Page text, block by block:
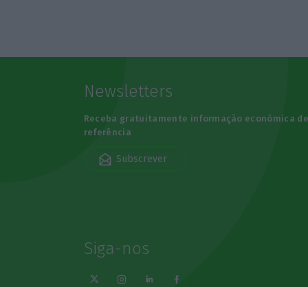
Newsletters
Receba gratuitamente informação económica de
referência
Subscrever
Siga-nos